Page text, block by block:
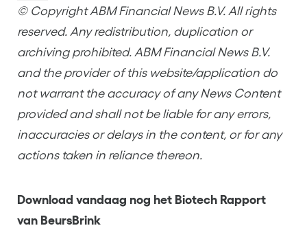
© Copyright ABM Financial News B.V. All rights
reserved. Any redistribution, duplication or
archiving prohibited. ABM Financial News B.V.
and the provider of this website/application do
not warrant the accuracy of any News Content
provided and shall not be liable for any errors,
inaccuracies or delays in the content, or for any
actions taken in reliance thereon.
Download vandaag nog het Biotech Rapport
van BeursBrink